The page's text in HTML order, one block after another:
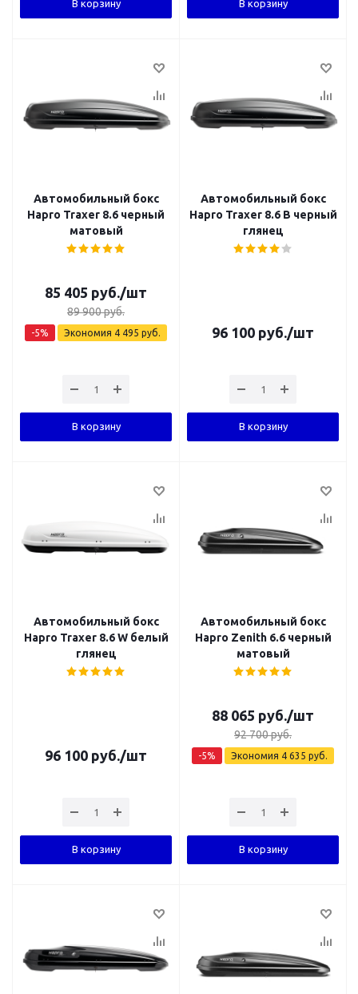
В корзину В корзину
Автомобильный бокс
Hapro Traxer 8.6 черный
матовый
85 405 руб./шт
89 900руб.
-5% Экономия 4 495 руб.
В корзину
Автомобильный бокс
Hapro Traxer 8.6 B черный
глянец
96 100 руб./шт
В корзину
Автомобильный бокс
Hapro Traxer 8.6 W белый
глянец
96 100 руб./шт
В корзину
Автомобильный бокс
Hapro Zenith 6.6 черный
матовый
88 065 руб./шт
92 700руб.
-5% Экономия 4 635 руб.
В корзину